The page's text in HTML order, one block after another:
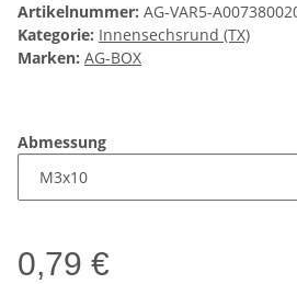
Artikelnummer: AG-VAR5-
Kategorie: Innensechsrund (TX)
Marken: AG-BOX
Abmessung
0,79 €